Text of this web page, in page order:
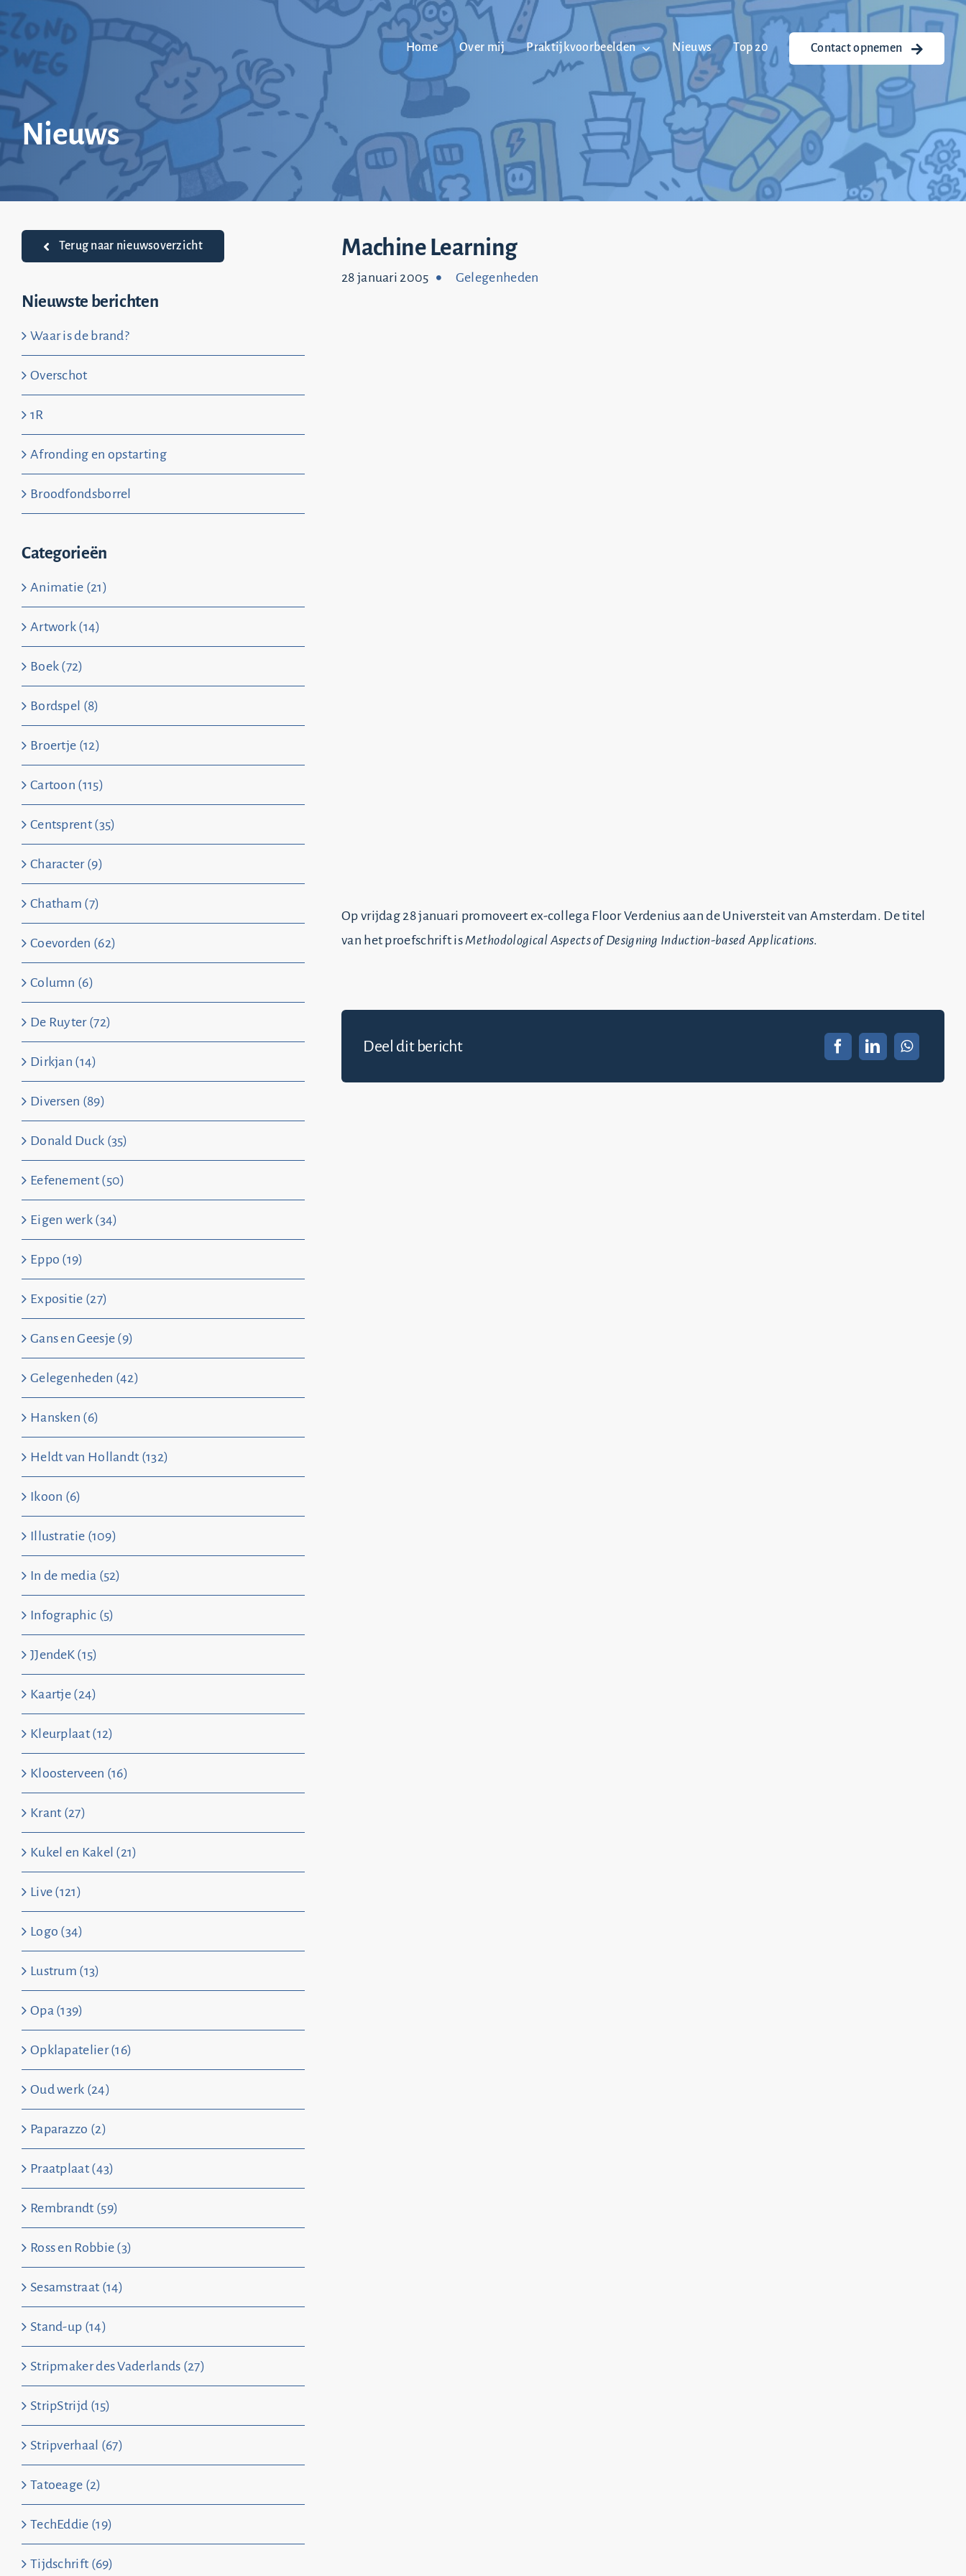
Ga
naar
inhoud
Home Over mij Praktijkvoorbeelden Nieuws Top 20 Contact opnemen
Nieuws
Terug naar nieuwsoverzicht
Nieuwste berichten
Waar is de brand?
Overschot
1R
Afronding en opstarting
Broodfondsborrel
Categorieën
Animatie (21)
Artwork (14)
Boek (72)
Bordspel (8)
Broertje (12)
Cartoon (115)
Centsprent (35)
Character (9)
Chatham (7)
Coevorden (62)
Column (6)
De Ruyter (72)
Dirkjan (14)
Diversen (89)
Donald Duck (35)
Eefenement (50)
Eigen werk (34)
Eppo (19)
Expositie (27)
Gans en Geesje (9)
Gelegenheden (42)
Hansken (6)
Heldt van Hollandt (132)
Ikoon (6)
Illustratie (109)
In de media (52)
Infographic (5)
JJendeK (15)
Kaartje (24)
Kleurplaat (12)
Kloosterveen (16)
Krant (27)
Kukel en Kakel (21)
Live (121)
Logo (34)
Lustrum (13)
Opa (139)
Opklapatelier (16)
Oud werk (24)
Paparazzo (2)
Praatplaat (43)
Rembrandt (59)
Ross en Robbie (3)
Sesamstraat (14)
Stand-up (14)
Stripmaker des Vaderlands (27)
StripStrijd (15)
Stripverhaal (67)
Tatoeage (2)
TechEddie (19)
Tijdschrift (69)
Machine Learning
28 januari 2005 Gelegenheden
Op vrijdag 28 januari promoveert ex-collega Floor Verdenius aan de Universteit van Amsterdam. De titel
van het proefschrift is Methodological Aspects of Designing Induction-based Applications.
Deel dit bericht